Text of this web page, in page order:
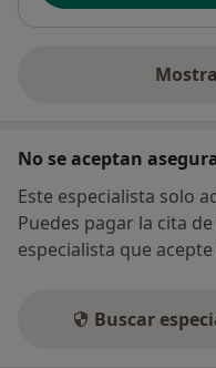
No se aceptan
Este especialista solo
Puedes pagar la cita
especialista que
Buscar